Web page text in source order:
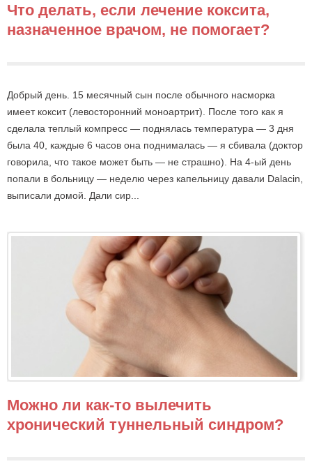
Что делать, если лечение коксита,
назначенное врачом, не помогает?
Добрый день. 15 месячный сын после обычного насморка
имеет коксит (левосторонний моноартрит). После того как я
сделала теплый компресс — поднялась температура — 3 дня
была 40, каждые 6 часов она поднималась — я сбивала (доктор
говорила, что такое может быть — не страшно). На 4-ый день
попали в больницу — неделю через капельницу давали Dalacin,
выписали домой. Дали сир...
Можно ли как-то вылечить
хронический туннельный синдром?